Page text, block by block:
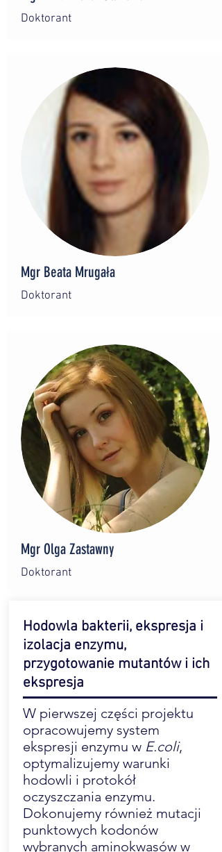
Doktorant
Mgr Beata Mrugała
Doktorant
Mgr Olga Zastawny
Doktorant
Hodowla bakterii, ekspresja i
izolacja enzymu,
przygotowanie mutantów i ich
ekspresja
W pierwszej części projektu
opracowujemy system
ekspresji enzymu w E.coli,
optymalizujemy warunki
hodowli i protokół
oczyszczania enzymu.
Dokonujemy również mutacji
punktowych kodonów
wybranych aminokwasów w